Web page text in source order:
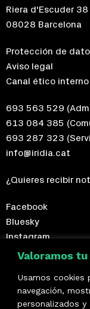
Valoramos
Usamos cookies
navegación,
personalizados y
Riera d'Escuder
08028 Barcelona
Protección de
Aviso legal
Canal ético interno
693 563 529
613 084 385
693 287 323
info@iridia.cat
¿Quieres recibir
Facebook
Bluesky
Instagram
Telegram
¡Hazte socio/a!